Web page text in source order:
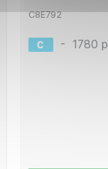
C8E792
- 1780